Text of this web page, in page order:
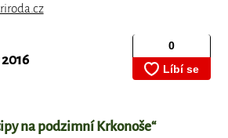
na podzimní Krkonoše“